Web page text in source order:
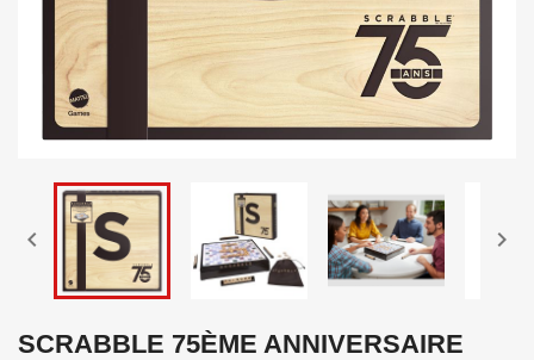
 
SCRABBLE 75ÈME ANNIVERSAIRE